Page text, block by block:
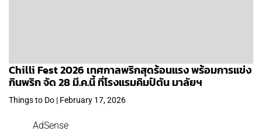
Chilli Fest 2026 เทศกาลพริกสุดร้อนแรง พร้อมการแข่ง
กินพริก จัด 28 มี.ค.นี้ ที่โรงแรมคิมป์ตัน มาลัยฯ
Things to Do | February 17, 2026
AdSense